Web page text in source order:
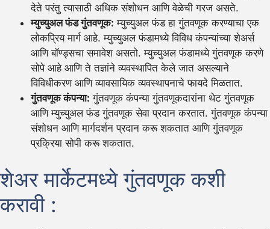
देते परंतु त्यासाठी अधिक संशोधन आणि वेळेची गरज असते.
म्युच्युअल फंड गुंतवणूक: म्युच्युअल फंड हा गुंतवणूक करण्याचा एक
लोकप्रिय मार्ग आहे. म्युच्युअल फंडामध्ये विविध कंपन्यांच्या शेअर्स
आणि बॉण्ड्सचा समावेश असतो. म्युच्युअल फंडामध्ये गुंतवणूक करणे
सोपे आहे आणि ते तज्ञांने व्यवस्थापित केले जात असल्याने
विविधीकरण आणि व्यावसायिक व्यवस्थापनाचे फायदे मिळतात.
गुंतवणूक कंपन्या: गुंतवणूक कंपन्या गुंतवणूकदारांना थेट गुंतवणूक
आणि म्युच्युअल फंड गुंतवणूक सेवा प्रदान करतात. गुंतवणूक कंपन्या
संशोधन आणि मार्गदर्शन प्रदान करू शकतात आणि गुंतवणूक
प्रक्रिया सोपी करू शकतात.
शेअर मार्केटमध्ये गुंतवणूक कशी
करावी :